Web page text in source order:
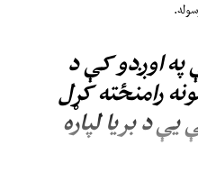
په اوږدو کې د
رامنځته کړل
د بریا لپاره